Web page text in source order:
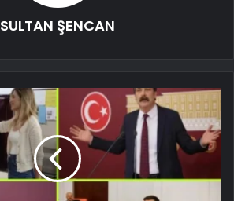
SULTAN ŞENCAN